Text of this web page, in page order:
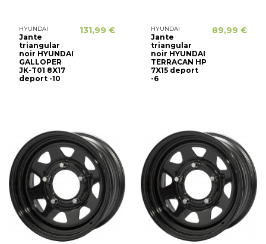
HYUNDAI
Jante
triangular
noir HYUNDAI
GALLOPER
JK-T01 8X17
deport -10
131,99 € HYUNDAI
Jante
triangular
noir HYUNDAI
TERRACAN HP
7X15 deport
-6
89,99 €